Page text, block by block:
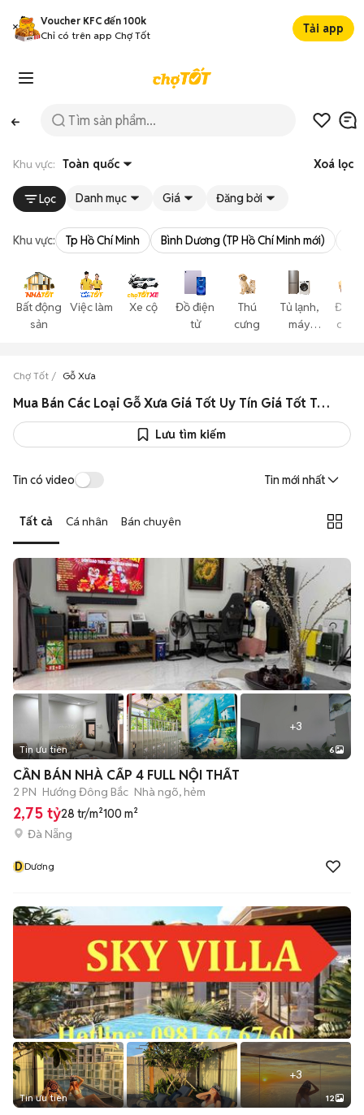
Voucher KFC đến 100k
Chỉ có trên app Chợ Tốt
Tải app
Khu vực: Toàn quốc Xoá lọc
Lọc Danh mục Giá Đăng bởi
Khu vực: Tp Hồ Chí Minh Bình Dương (TP Hồ Chí Minh mới)
Bất động
sản
Việc làm Xe cộ
Đồ điện
tử
Thú
cưng
Tủ lạnh,
máy
Đồ
Chợ Tốt Gỗ Xưa
Mua Bán Các Loại Gỗ Xưa Giá Tốt Uy Tín Giá Tốt Toàn Quốc
Lưu tìm kiếm
Tin có video Tin mới nhất
Tất cả Cá nhân Bán chuyên
+3
Tin ưu tiên 6
CẦN BÁN NHÀ CẤP 4 FULL NỘI THẤT
2 PN Hướng Đông Bắc Nhà ngõ, hẻm
2,75 tỷ28 tr/m²100 m²
Đà Nẵng
DDương
+3
Tin ưu tiên 12